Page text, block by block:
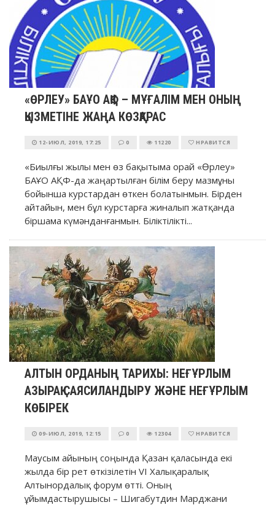
«ӨРЛЕУ» БАҰО АҚФ – МҰҒАЛІМ МЕН ОНЫҢ
ҚЫЗМЕТІНЕ ЖАҢА КӨЗҚАРАС
12-ИЮЛ, 2019, 17:25 0 11220 НРАВИТСЯ
«Биылғы жылы мен өз бақытыма орай «Өрлеу»
БАҰО АҚФ-да жаңартылған білім беру мазмұны
бойынша курстардан өткен болатынмын. Бірден
айтайын, мен бұл курстарға жиналып жатқанда
біршама күмәнданғанмын. Біліктілікті...
АЛТЫН ОРДАНЫҢ ТАРИХЫ: НЕҒҰРЛЫМ
АЗЫРАҚ САЯСИЛАНДЫРУ ЖӘНЕ НЕҒҰРЛЫМ
КӨБІРЕК
09-ИЮЛ, 2019, 12:15 0 12304 НРАВИТСЯ
Маусым айының соңында Қазан қаласында екі
жылда бір рет өткізілетін VI Халықаралық
Алтынордалық форум өтті. Оның
ұйымдастырушысы – Шигабутдин Марджани